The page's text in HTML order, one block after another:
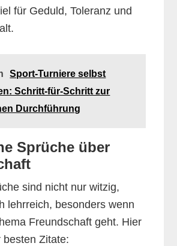
für Geduld, Toleranz und
Sport-Turniere selbst
Schritt-für-Schritt zur
Durchführung
Sprüche über
sind nicht nur witzig,
lehrreich, besonders wenn
Freundschaft geht. Hier
besten Zitate: